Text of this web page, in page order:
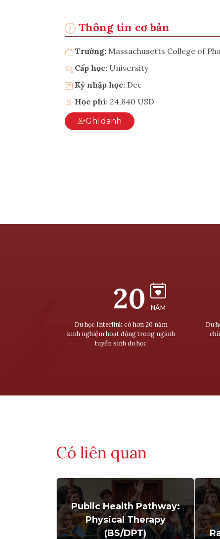
Thông tin cơ bản
Trường: Massachusetts College of
Cấp học: University
Kỳ nhập học: Dec
Học phí: 24,840 USD
Ghi danh
20 NĂM
Du học Interlink có hơn 20 năm
kinh nghiệm hoạt động trong ngành
tuyển sinh du học
Du
Có liên quan
Public Health Pathway:
Physical Therapy
(BS/DPT)